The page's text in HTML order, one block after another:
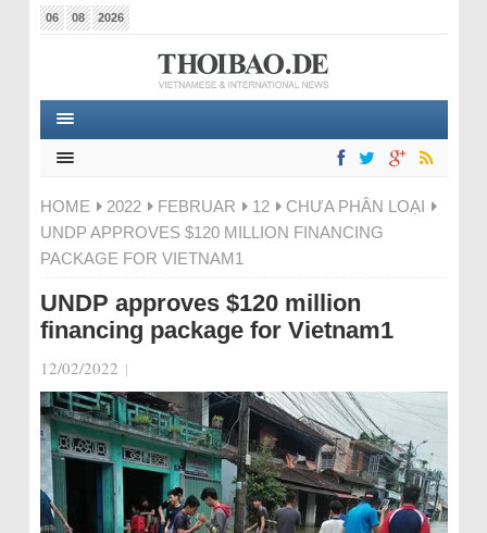
06 08 2026
HOME 2022 FEBRUAR 12
CHƯA PHÂN LOẠI
UNDP APPROVES $120 MILLION FINANCING
PACKAGE FOR VIETNAM1
UNDP approves $120 million
financing package for Vietnam1
12/02/2022 |